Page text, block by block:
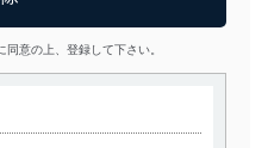
意の上、登録して下さい。